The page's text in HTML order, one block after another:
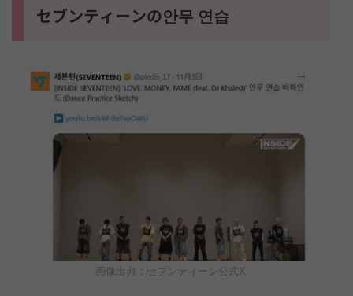
セブンティーンの안무 연습
画像出典：セブンティーン公式X